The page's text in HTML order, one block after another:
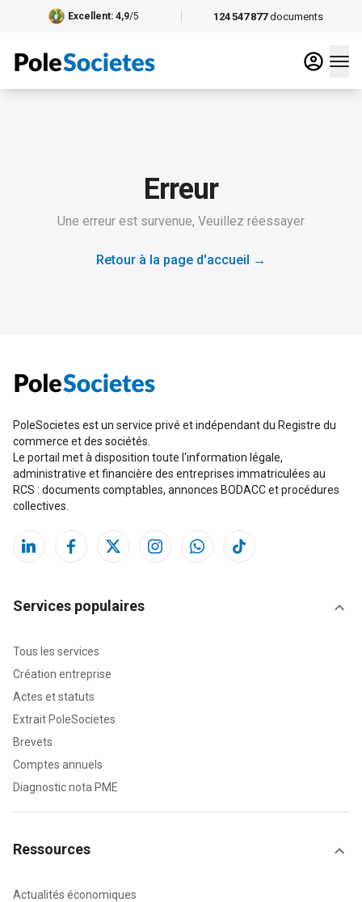
124 547 877 documents
Excellent: 4,9/5
Erreur
Une erreur est survenue, Veuillez réessayer
Retour à la page d'accueil →
PoleSocietes est un service privé et indépendant du Registre du
commerce et des sociétés.
Le portail met à disposition toute l'information légale,
administrative et financière des entreprises immatriculées au
RCS : documents comptables, annonces BODACC et procédures
collectives.
Services populaires
Tous les services
Création entreprise
Actes et statuts
Extrait PoleSocietes
Brevets
Comptes annuels
Diagnostic nota PME
Ressources
Actualités économiques